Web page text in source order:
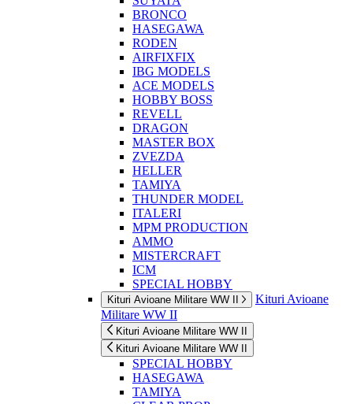
BRONCO
HASEGAWA
RODEN
AIRFIXFIX
IBG MODELS
ACE MODELS
HOBBY BOSS
REVELL
DRAGON
MASTER BOX
ZVEZDA
HELLER
TAMIYA
THUNDER MODEL
ITALERI
MPM PRODUCTION
AMMO
MISTERCRAFT
ICM
SPECIAL HOBBY
Kituri Avioane Militare WW II
Kituri Avioane
Militare WW II
Kituri Avioane Militare WW II
Kituri Avioane Militare WW II
SPECIAL HOBBY
HASEGAWA
TAMIYA